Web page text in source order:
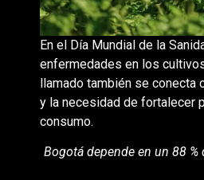
En el Día Mundial de la
enfermedades en los
llamado también se conecta
y la necesidad de fortalecer
consumo.
Bogotá depende en un 88